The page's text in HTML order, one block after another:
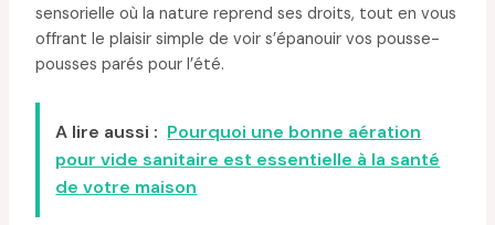
sensorielle où la nature reprend ses droits, tout en vous
offrant le plaisir simple de voir s’épanouir vos pousse-
pousses parés pour l’été.
A lire aussi : Pourquoi une bonne aération
pour vide sanitaire est essentielle à la santé
de votre maison